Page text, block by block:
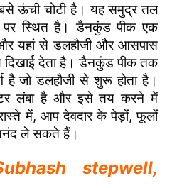
ऊंची चोटी है। यह समुद्र तल
स्थित है। डैनकुंड पीक एक
यहां से डलहौजी और आसपास
दिखाई देता है। डैनकुंड पीक तक
है जो डलहौजी से शुरू होता है।
लंबा है और इसे तय करने में
में, आप देवदार के पेड़ों, फूलों
ले सकते हैं।
stepwell,